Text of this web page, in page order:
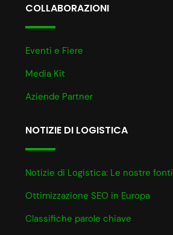
COLLABORAZIONI
Eventi e Fiere
Media Kit
Aziende Partner
NOTIZIE DI LOGISTICA
Notizie di Logistica: Le nostre fonti
Ottimizzazione SEO in Europa
Classifiche parole chiave